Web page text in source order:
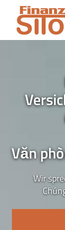
Văn
Wir